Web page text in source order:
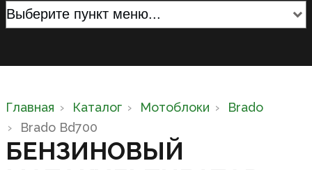
Главная Каталог Мотоблоки
Brado
Brado Bd700
БЕНЗИНОВЫЙ